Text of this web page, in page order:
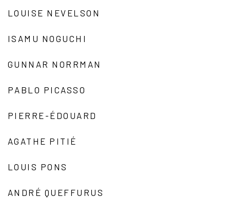
LOUISE NEVELSON
ISAMU NOGUCHI
GUNNAR NORRMAN
PABLO PICASSO
PIERRE-ÉDOUARD
AGATHE PITIÉ
LOUIS PONS
ANDRÉ QUEFFURUS